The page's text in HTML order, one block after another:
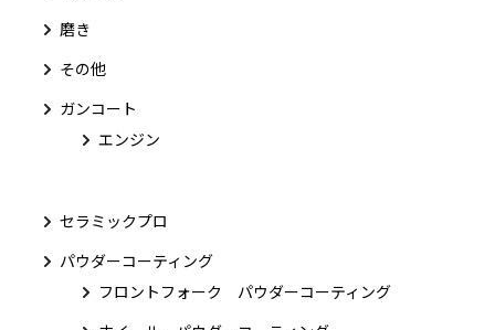
磨き
その他
ガンコート
エンジン
セラミックプロ
パウダーコーティング
フロントフォーク パウダーコーティング